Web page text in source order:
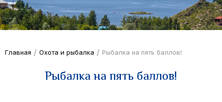
Главная / Охота и рыбалка / Рыбалка на пять баллов!
Рыбалка на пять баллов!